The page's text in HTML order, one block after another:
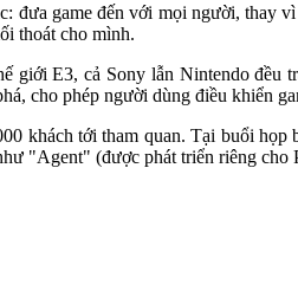
đưa game đến với mọi người,
thoát cho mình.
giới E3, cả Sony lẫn Nintendo
cho phép người dùng điều khiển
khách tới tham quan. Tại buổi
"Agent" (được phát triển riêng cho